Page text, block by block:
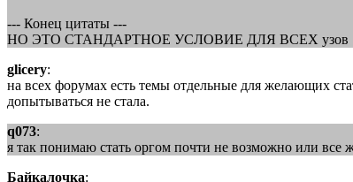
--- Конец цитаты ---
НО ЭТО СТАНДАРТНОЕ УСЛОВИЕ ДЛЯ ВСЕХ узов
glicery:
на всех форумах есть темы отдельные для желающих
допытываться не стала.
q073:
я так понимаю стать оргом почти не возможно или все
Байкалочка: